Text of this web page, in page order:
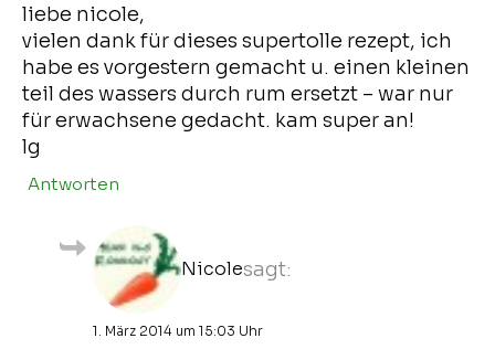
liebe nicole,
vielen dank für dieses supertolle rezept, ich
habe es vorgestern gemacht u. einen kleinen
teil des wassers durch rum ersetzt – war nur
für erwachsene gedacht. kam super an!
lg
Antworten
Nicolesagt:
1. März 2014 um 15:03 Uhr